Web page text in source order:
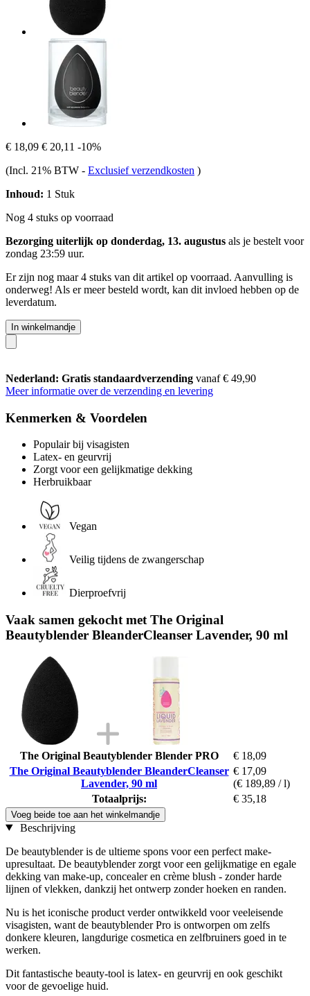
€ 18,09 € 20,11 -10%
(Incl. 21% BTW - Exclusief verzendkosten )
Inhoud: 1 Stuk
Nog 4 stuks op voorraad
Bezorging uiterlijk op donderdag, 13. augustus als je bestelt voor
zondag 23:59 uur.
Er zijn nog maar 4 stuks van dit artikel op voorraad. Aanvulling is
onderweg! Als er meer besteld wordt, kan dit invloed hebben op de
leverdatum.
In winkelmandje
Nederland: Gratis standaardverzending vanaf € 49,90
Meer informatie over de verzending en levering
Kenmerken & Voordelen
Populair bij visagisten
Latex- en geurvrij
Zorgt voor een gelijkmatige dekking
Herbruikbaar
Vegan
Veilig tijdens de zwangerschap
Dierproefvrij
Vaak samen gekocht met The Original
Beautyblender BleanderCleanser Lavender, 90 ml
The Original Beautyblender Blender PRO
€ 18,09
The Original Beautyblender BleanderCleanser
Lavender, 90 ml
€ 17,09
(€ 189,89 / l)
Totaalprijs:
€ 35,18
Voeg beide toe aan het winkelmandje
Beschrijving
De beautyblender is de ultieme spons voor een perfect make-
upresultaat. De beautyblender zorgt voor een gelijkmatige en egale
dekking van make-up, concealer en crème blush - zonder harde
lijnen of vlekken, dankzij het ontwerp zonder hoeken en randen.
Nu is het iconische product verder ontwikkeld voor veeleisende
visagisten, want de beautyblender Pro is ontworpen om zelfs
donkere kleuren, langdurige cosmetica en zelfbruiners goed in te
werken.
Dit fantastische beauty-tool is latex- en geurvrij en ook geschikt
voor de gevoelige huid.